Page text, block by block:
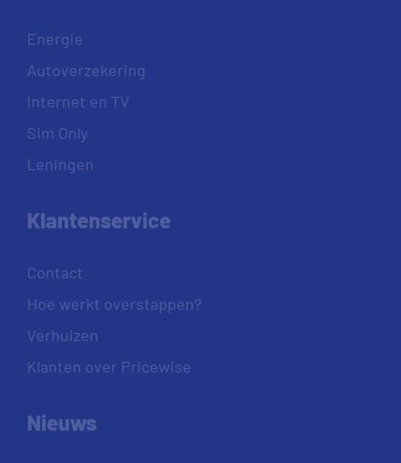
Energie
Autoverzekering
Internet en TV
Sim Only
Leningen
Klantenservice
Contact
Hoe werkt overstappen?
Verhuizen
Klanten over Pricewise
Nieuws